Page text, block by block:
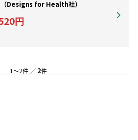
Designs for Health社）
円
1～2件 ／ 2件